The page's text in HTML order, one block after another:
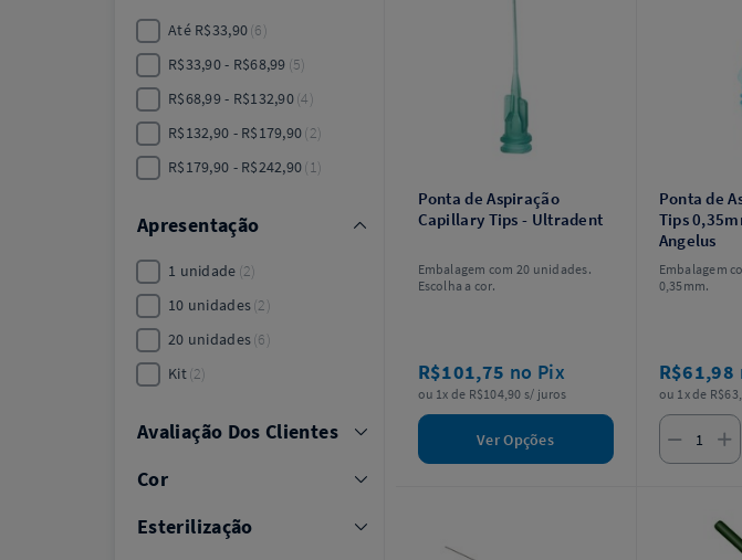
Ponta de Aspiração
Capillary Tips - Ultradent
Embalagem com 20 unidades.
Escolha a cor.
R$101,75 no Pix
ou 1x de R$104,90 s/ juros
Ver Opções
Ponta de
Tips
Angelus
Embalagem
0,35mm.
R$61,98
ou 1x de
Até R$33,90 6
R$33,90 - R$68,99 5
R$68,99 - R$132,90 4
R$132,90 - R$179,90 2
R$179,90 - R$242,90 1
Apresentação
1 unidade 2
10 unidades 2
20 unidades 6
Kit 2
Avaliação Dos Clientes
Cor
Esterilização